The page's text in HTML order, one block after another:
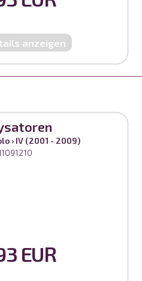
anzeigen
› IV (2001 - 2009)
EUR